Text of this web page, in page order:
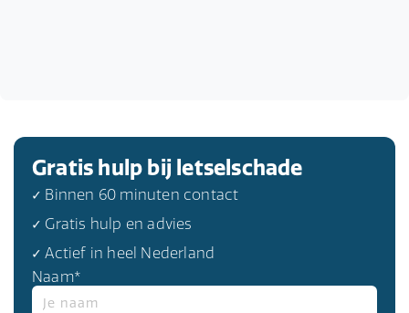
Gratis hulp bij letselschade
✓ Binnen 60 minuten contact
✓ Gratis hulp en advies
✓ Actief in heel Nederland
Naam*